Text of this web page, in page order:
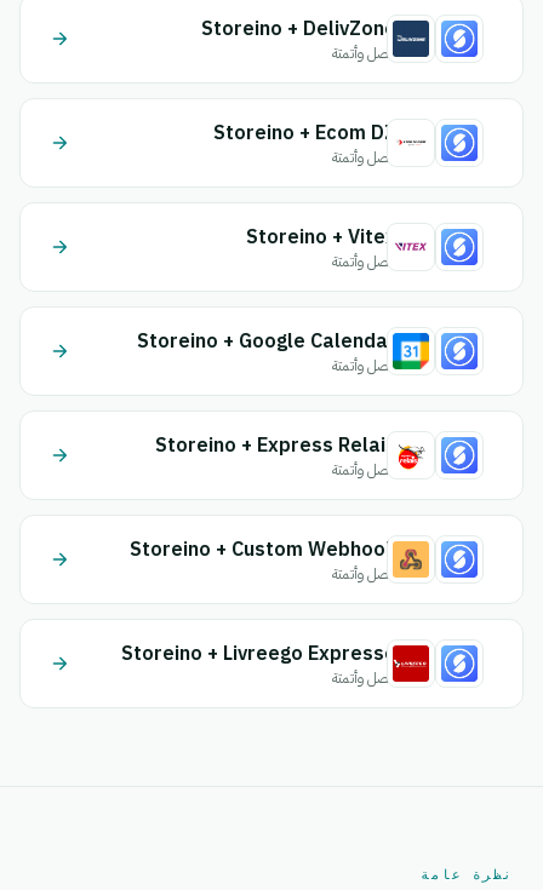
Storeino + DelivZone
اتصل وأتمتة
Storeino + Ecom DZ
اتصل وأتمتة
Storeino + Vitex
اتصل وأتمتة
Storeino + Google Calendar
اتصل وأتمتة
Storeino + Express Relais
اتصل وأتمتة
Storeino + Custom Webhook
اتصل وأتمتة
Storeino + Livreego Expresse
اتصل وأتمتة
نظرة عامة